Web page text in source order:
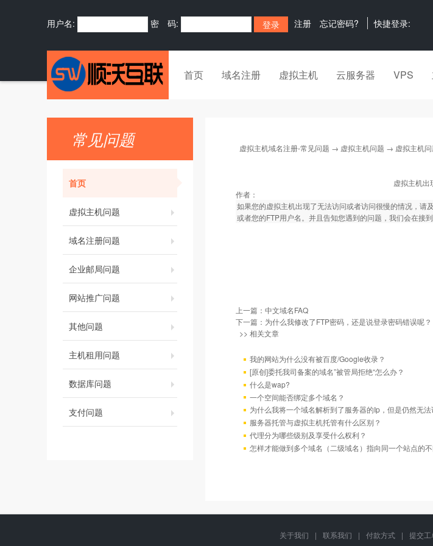
用户名: 密 码: 注册 忘记密码? 快捷登录:
首页 域名注册 虚拟主机 云服务器 VPS
常见问题
首页
虚拟主机问题
域名注册问题
企业邮局问题
网站推广问题
其他问题
主机租用问题
数据库问题
支付问题
虚拟主机域名注册-常见问题 → 虚拟主机问题 → 虚拟主机问
虚拟主机出
作者：
如果您的虚拟主机出现了无法访问或者访问很慢的情况，请
或者您的FTP用户名。并且告知您遇到的问题，我们会在接
上一篇： 中文域名FAQ
下一篇： 为什么我修改了FTP密码，还是说登录密码错误呢？
>> 相关文章
我的网站为什么没有被百度/Google收录？
[原创]委托我司备案的域名”被管局拒绝“怎么办？
什么是wap?
一个空间能否绑定多个域名？
为什么我将一个域名解析到了服务器的Ip，但是仍然无法
服务器托管与虚拟主机托管有什么区别？
代理分为哪些级别及享受什么权利？
怎样才能做到多个域名（二级域名）指向同一个站点的
关于我们 | 联系我们 | 付款方式 | 提交工